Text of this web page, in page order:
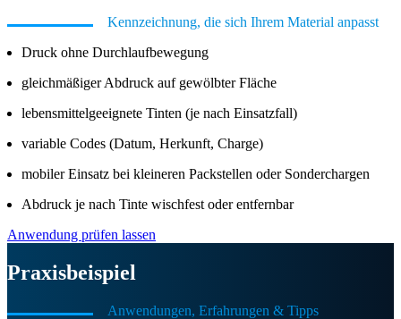
Kennzeichnung, die sich Ihrem Material anpasst
Druck ohne Durchlaufbewegung
gleichmäßiger Abdruck auf gewölbter Fläche
lebensmittelgeeignete Tinten (je nach Einsatzfall)
variable Codes (Datum, Herkunft, Charge)
mobiler Einsatz bei kleineren Packstellen oder Sonderchargen
Abdruck je nach Tinte wischfest oder entfernbar
Anwendung prüfen lassen
Praxisbeispiel
Anwendungen, Erfahrungen & Tipps